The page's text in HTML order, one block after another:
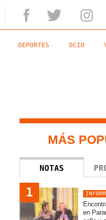
DEPORTES OCIO
MÁS
NOTAS
1
en